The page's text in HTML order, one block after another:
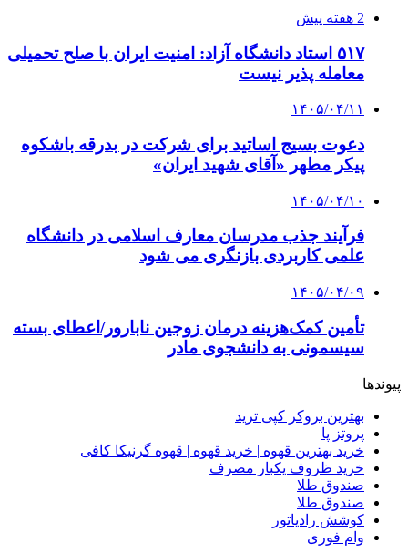
2 هفته پیش
۵۱۷ استاد دانشگاه آزاد: امنیت ایران با صلح تحمیلی
معامله‌ پذیر نیست
۱۴۰۵/۰۴/۱۱
دعوت بسیج اساتید برای شرکت در بدرقه باشکوه
پیکر مطهر «آقای شهید ایران»
۱۴۰۵/۰۴/۱۰
فرآیند جذب مدرسان معارف اسلامی در دانشگاه
علمی کاربردی بازنگری می شود
۱۴۰۵/۰۴/۰۹
تأمین کمک‌هزینه درمان زوجین نابارور/اعطای بسته
سیسمونی به دانشجوی مادر
پیوندها
بهترین بروکر کپی ترید
پروتز پا
خرید بهترین قهوه | خرید قهوه | قهوه گرنیکا کافی
خرید ظروف یکبار مصرف
صندوق طلا
صندوق طلا
کوشش رادیاتور
وام فوری